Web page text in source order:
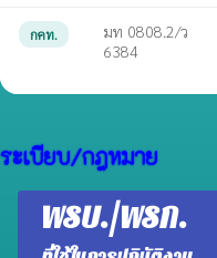
กคท.
มท 0808.2/ว
6384
ระเบียบ/กฎหมาย
พรบ./พรก.